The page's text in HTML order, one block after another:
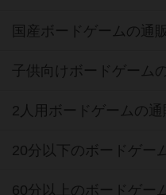
国産ボードゲームの通
子供向けボードゲーム
2人用ボードゲームの通
20分以下のボードゲー
60分以上のボードゲー